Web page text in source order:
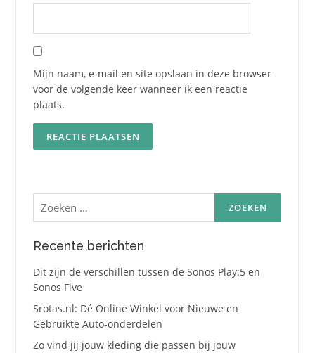
Mijn naam, e-mail en site opslaan in deze browser
voor de volgende keer wanneer ik een reactie
plaats.
Zoeken
naar:
Recente berichten
Dit zijn de verschillen tussen de Sonos Play:5 en
Sonos Five
Srotas.nl: Dé Online Winkel voor Nieuwe en
Gebruikte Auto-onderdelen
Zo vind jij jouw kleding die passen bij jouw